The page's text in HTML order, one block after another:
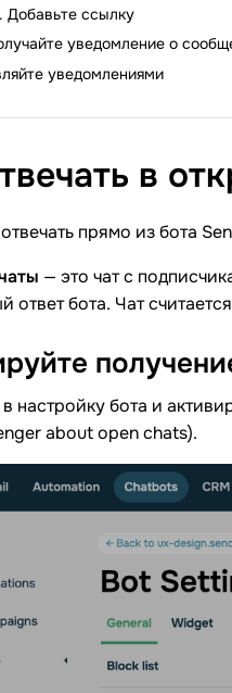
Добавьте ссылку
уведомление о
уведомлениями
в
прямо из бота
— это чат с
ответ бота. Чат
настройку бота и
about open chats).